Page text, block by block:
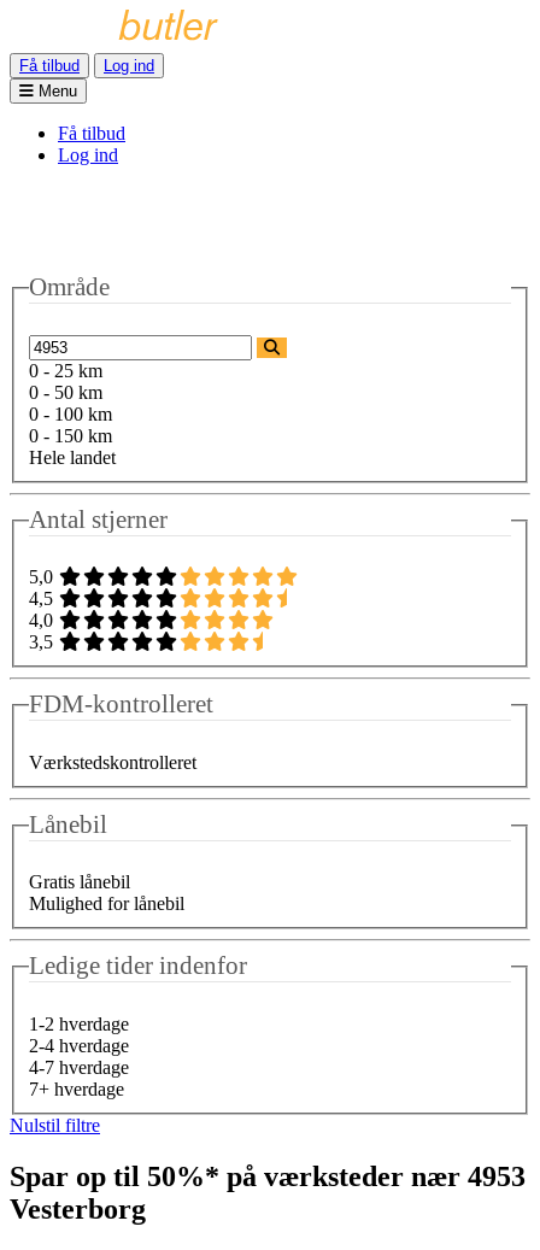
Få tilbud
Log ind
Menu
Få tilbud
Log ind
Område
0 - 25 km
0 - 50 km
0 - 100 km
0 - 150 km
Hele landet
Antal stjerner
5,0
4,5
4,0
3,5
FDM-kontrolleret
Værkstedskontrolleret
Lånebil
Gratis lånebil
Mulighed for lånebil
Ledige tider indenfor
1-2 hverdage
2-4 hverdage
4-7 hverdage
7+ hverdage
Nulstil filtre
Spar op til 50%* på værksteder nær 4953
Vesterborg